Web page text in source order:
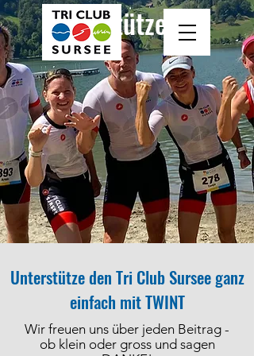
Unterstütze uns
Unterstütze den Tri Club Sursee ganz
einfach mit TWINT
Wir freuen uns über jeden Beitrag -
ob klein oder gross und sagen